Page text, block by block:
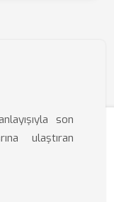
son
ulaştıran